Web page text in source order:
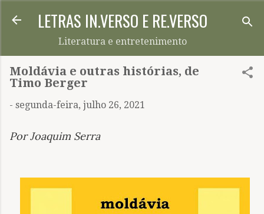
Pular para o conteúdo principal
LETRAS IN.VERSO E RE.VERSO
Literatura e entretenimento
Moldávia e outras histórias, de
Timo Berger
- segunda-feira, julho 26, 2021
Por Joaquim Serra